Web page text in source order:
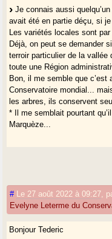
Je connais aussi
avait été en partie déçu, si je
Les variétés locales sont
Déjà, on peut se demander
terroir particulier de la vallée
toute une Région
Bon, il me semble que c’est
Conservatoire mondial...
les arbres, ils conservent
* Il me semblait pourtant
Marquèze...
# Le 27 août 2022 à 09:27
Evelyne Leterme du
Bonjour Tederic